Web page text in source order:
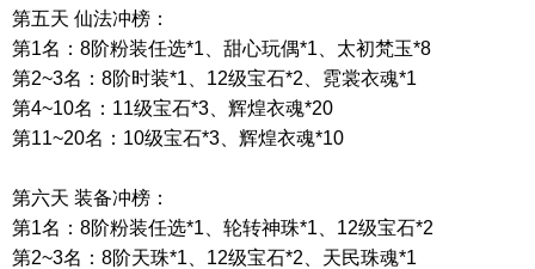
第五天 仙法冲榜：
第1名： 8阶粉装任选*1 、甜心玩偶*1 、太初梵玉*8
第2~3名： 8阶时装*1 12级宝石*2 、霓裳衣魂*1
第4~10名： 11级宝石*3 、辉煌衣魂*20
第11~20名： 10级宝石*3 、辉煌衣魂*10
第六天 装备冲榜：
第1名： 8阶粉装任选*1 、轮转神珠*1 12级宝石*2
第2~3名： 8阶天珠*1 12级宝石*2 、天民珠魂*1